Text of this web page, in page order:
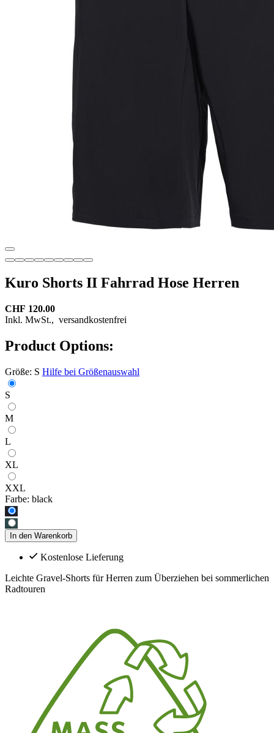
Kuro Shorts II Fahrrad Hose Herren
CHF 120.00
Inkl. MwSt., versandkostenfrei
Product Options:
Größe: S Hilfe bei Größenauswahl
S
M
L
XL
XXL
Farbe: black
In den Warenkorb
Kostenlose Lieferung
Leichte Gravel-Shorts für Herren zum Überziehen bei sommerlichen
Radtouren